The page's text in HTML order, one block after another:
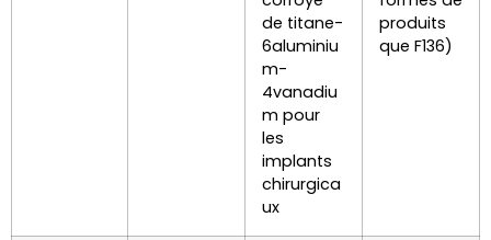
de titane-
6aluminiu
m-
4vanadiu
m pour
les
implants
chirurgica
ux
produits
que F136)